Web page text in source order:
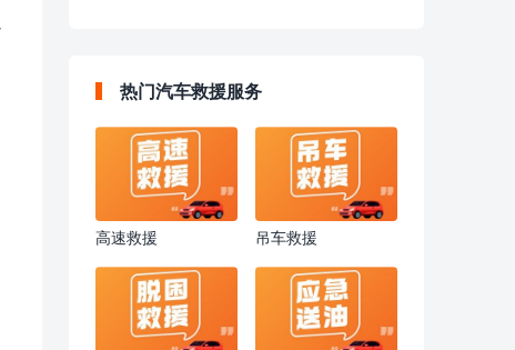
热门汽车救援服务
高速救援 吊车救援